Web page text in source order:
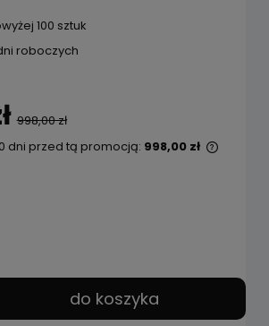
100 sztuk
roboczych
998,00 zł
dni przed tą promocją: 998,00 zł
do koszyka